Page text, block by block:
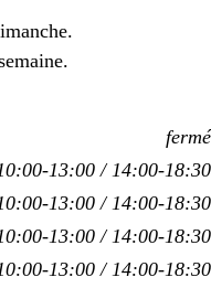
fermé
13:00 / 14:00-18:30
13:00 / 14:00-18:30
13:00 / 14:00-18:30
13:00 / 14:00-18:30